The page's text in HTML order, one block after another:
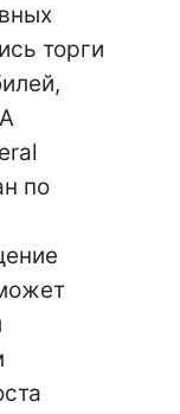
торги
по